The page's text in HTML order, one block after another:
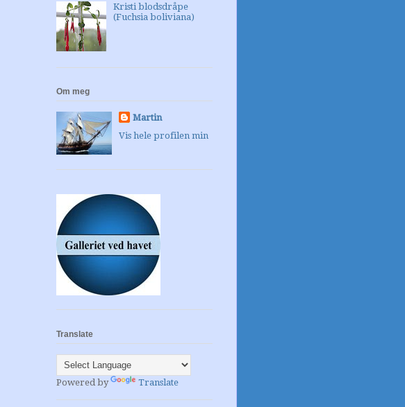
Kristi blodsdråpe
(Fuchsia boliviana)
Om meg
Martin
Vis hele profilen min
Translate
Powered by Translate